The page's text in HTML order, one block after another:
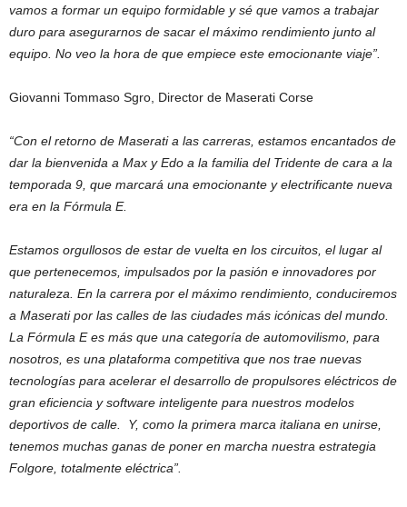
vamos a formar un equipo formidable y sé que vamos a trabajar
duro para asegurarnos de sacar el máximo rendimiento junto al
equipo. No veo la hora de que empiece este emocionante viaje”.
Giovanni Tommaso Sgro, Director de Maserati Corse
“Con el retorno de Maserati a las carreras, estamos encantados de
dar la bienvenida a Max y Edo a la familia del Tridente de cara a la
temporada 9, que marcará una emocionante y electrificante nueva
era en la Fórmula E.
Estamos orgullosos de estar de vuelta en los circuitos, el lugar al
que pertenecemos, impulsados por la pasión e innovadores por
naturaleza. En la carrera por el máximo rendimiento, conduciremos
a Maserati por las calles de las ciudades más icónicas del mundo.
La Fórmula E es más que una categoría de automovilismo, para
nosotros, es una plataforma competitiva que nos trae nuevas
tecnologías para acelerar el desarrollo de propulsores eléctricos de
gran eficiencia y software inteligente para nuestros modelos
deportivos de calle. Y, como la primera marca italiana en unirse,
tenemos muchas ganas de poner en marcha nuestra estrategia
Folgore, totalmente eléctrica”.